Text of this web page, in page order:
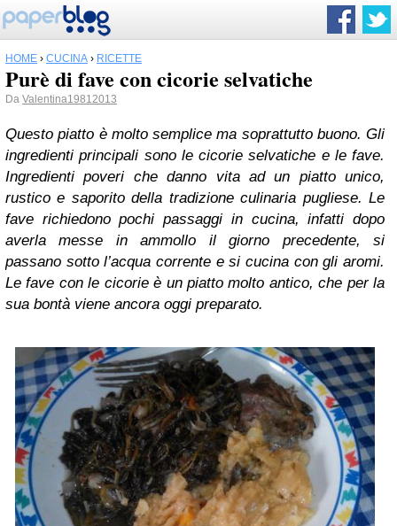
HOME › CUCINA › RICETTE
Purè di fave con cicorie selvatiche
Da Valentina19812013
Questo piatto è molto semplice ma soprattutto buono. Gli
ingredienti principali sono le cicorie selvatiche e le fave.
Ingredienti poveri che danno vita ad un piatto unico,
rustico e saporito della tradizione culinaria pugliese. Le
fave richiedono pochi passaggi in cucina, infatti dopo
averla messe in ammollo il giorno precedente, si
passano sotto l’acqua corrente e si cucina con gli aromi.
Le fave con le cicorie è un piatto molto antico, che per la
sua bontà viene ancora oggi preparato.